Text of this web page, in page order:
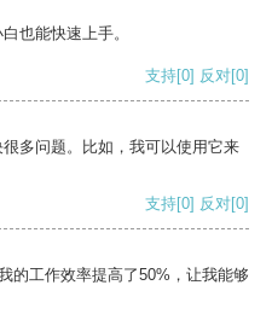
也能快速上手。
支持[0] 反对[0]
多问题。比如，我可以使用它来
支持[0] 反对[0]
的工作效率提高了50%，让我能够